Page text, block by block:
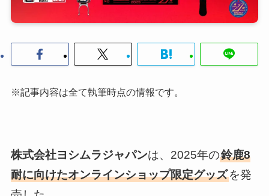
※記事内容は全て執筆時点の情報です。
株式会社ヨシムラジャパンは、2025年の鈴鹿8
耐に向けたオンラインショップ限定グッズを発